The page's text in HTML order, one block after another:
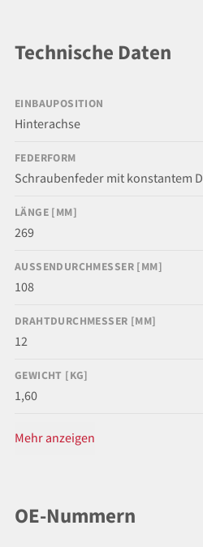
Technische Daten
EINBAUPOSITION
Hinterachse
FEDERFORM
Schraubenfeder mit konstantem
LÄNGE [MM]
269
AUSSENDURCHMESSER [MM]
108
DRAHTDURCHMESSER [MM]
12
GEWICHT [KG]
1,60
Mehr anzeigen
OE-Nummern